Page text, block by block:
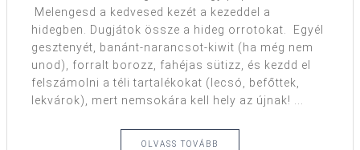
Melengesd a kedvesed kezét a kezeddel a
hidegben. Dugjátok össze a hideg orrotokat. Egyél
gesztenyét, banánt-narancsot-kiwit (ha még nem
unod), forralt borozz, fahéjas sütizz, és kezdd el
felszámolni a téli tartalékokat (lecsó, befőttek,
lekvárok), mert nemsokára kell hely az újnak! ...
OLVASS TOVÁBB